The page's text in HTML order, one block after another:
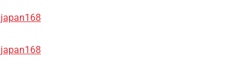
japan168
japan168